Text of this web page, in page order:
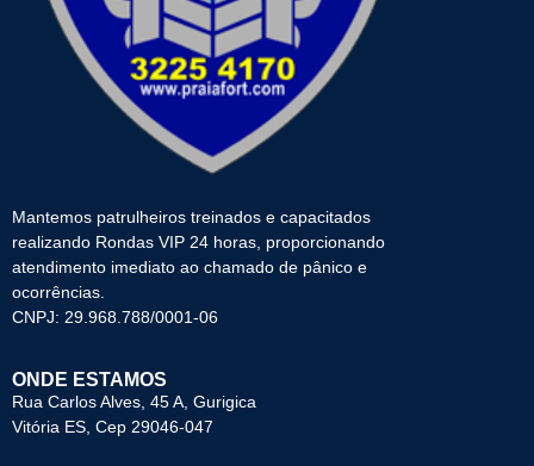
Mantemos patrulheiros treinados e capacitados
realizando Rondas VIP 24 horas, proporcionando
atendimento imediato ao chamado de pânico e
ocorrências.
CNPJ: 29.968.788/0001-06
ONDE ESTAMOS
Rua Carlos Alves, 45 A, Gurigica
Vitória ES, Cep 29046-047